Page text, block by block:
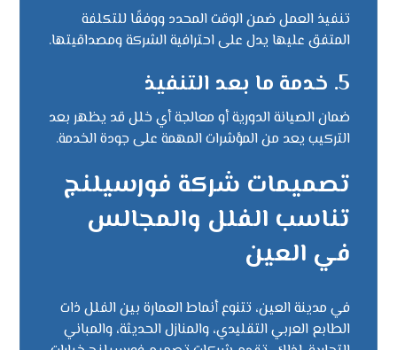
تنفيذ العمل ضمن الوقت المحدد ووفقًا للتكلفة
المتفق عليها يدل على احترافية الشركة ومصداقيتها.
5. خدمة ما بعد التنفيذ
ضمان الصيانة الدورية أو معالجة أي خلل قد يظهر بعد
التركيب يعد من المؤشرات المهمة على جودة الخدمة.
تصميمات شركة فورسيلنج
تناسب الفلل والمجالس
في العين
في مدينة العين، تتنوع أنماط العمارة بين الفلل ذات
الطابع العربي التقليدي، والمنازل الحديثة، والمباني